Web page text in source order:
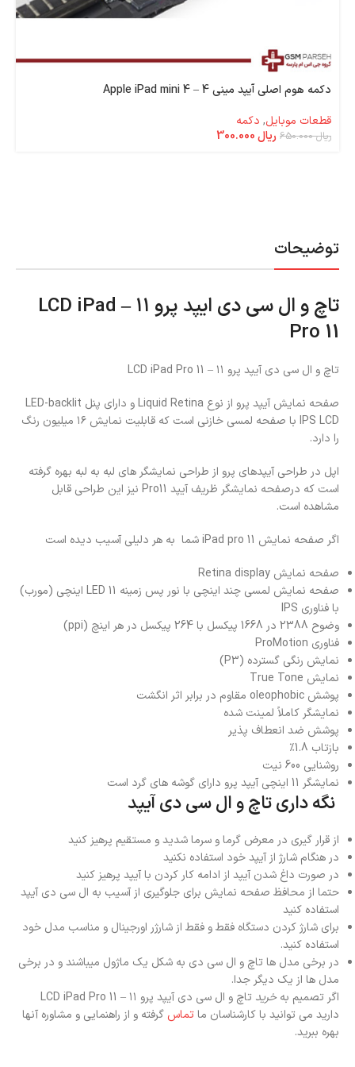
توضیحات
تاچ و ال سی دی ایپد پرو ۱۱ – LCD iPad
Pro 11
تاچ و ال سی دی آیپد پرو ۱۱ – LCD iPad Pro 11
صفحه نمایش آیپد پرو از نوع Liquid Retina و دارای پنل LED-backlit
IPS LCD با صفحه لمسی خازنی است که قابلیت نمایش ۱۶ میلیون رنگ
را دارد.
اپل در طراحی آیپدهای پرو از طراحی نمایشگر های لبه به لبه بهره گرفته
است که درصفحه نمایشگر ظریف آیپد Pro11 نیز این طراحی قابل
مشاهده است.
اگر صفحه نمایش iPad pro 11 شما به هر دلیلی آسیب دیده است
صفحه نمایش Retina display
صفحه نمایش لمسی چند اینچی با نور پس زمینه LED 11 اینچی (مورب)
با فناوری IPS
وضوح 2388 در 1668 پیکسل با 264 پیکسل در هر اینچ (ppi)
فناوری ProMotion
نمایش رنگی گسترده (P3)
نمایش True Tone
پوشش oleophobic مقاوم در برابر اثر انگشت
نمایشگر کاملاً لمینت شده
پوشش ضد انعطاف پذیر
بازتاب 1.8٪
روشنایی 600 نیت
نمایشگر 11 اینچی آیپد پرو دارای گوشه های گرد است
نگه داری تاچ و ال سی دی آیپد
از قرار گیری در معرض گرما و سرما شدید و مستقیم پرهیز کنید
در هنگام شارژ از آیپد خود استفاده نکنید
در صورت داغ شدن آیپد از ادامه کار کردن با آیپد پرهیز کنید
حتما از محافظ صفحه نمایش برای جلوگیری از آسیب به ال سی دی آیپد
استفاده کنید
برای شارژ کردن دستگاه فقط و فقط از شارژر اورجینال و مناسب مدل خود
استفاده کنید.
در برخی مدل ها تاچ و ال سی دی به شکل یک ماژول میباشند و در برخی
مدل ها از یک دیگر جدا.
اگر تصمیم بهخرید
تاچ و ال سی دی آیپد پرو ۱۱ – LCD iPad Pro 11
دارید می توانید با کارشناسان ماتماس گرفته و از راهنمایی و مشاوره آنها
بهره ببرید.
دکمه هوم اصلی آیپد مینی 4 – Apple iPad mini 4
قطعات موبایل, دکمه
ریال650.000 ریال